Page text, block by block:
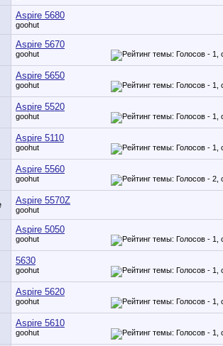
Aspire 5680
goohut
Aspire 5670
goohut
Aspire 5650
goohut
Aspire 5520
goohut
Aspire 5110
goohut
Aspire 5560
goohut
Aspire 5570Z
goohut
Aspire 5050
goohut
5630
goohut
Aspire 5620
goohut
Aspire 5610
goohut